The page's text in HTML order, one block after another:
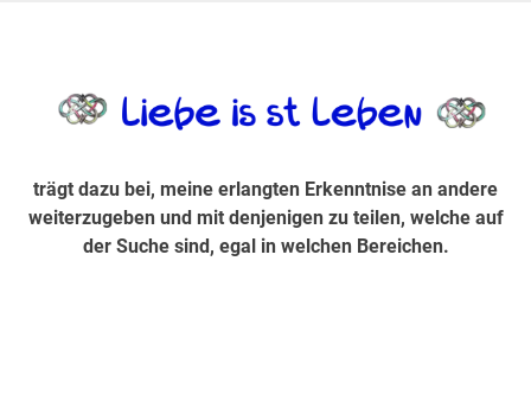
Suche sind, egal in welchen Bereichen.
trägt dazu bei, meine erlangten Erkenntnise an andere
weiterzugeben und mit denjenigen zu teilen, welche auf
der Suche sind, egal in welchen Bereichen.